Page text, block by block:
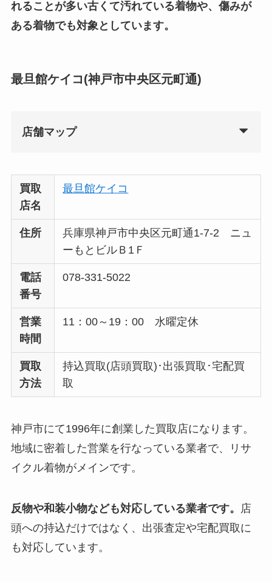
れることが多い古くて汚れている着物や、傷みが
ある着物でも対象としています。
最旦館ケイコ(神戸市中央区元町通)
店舗マップ
買取
店名
最旦館ケイコ
住所
兵庫県神戸市中央区元町通1-7-2 ニュ
ーもとビルＢ1Ｆ
電話
番号
078-331-5022
営業
時間
11：00～19：00 水曜定休
買取
方法
持込買取(店頭買取)･出張買取･宅配買
取
神戸市にて1996年に創業した買取店になります。
地域に密着した営業を行なっている業者で、リサ
イクル着物がメインです。
反物や和装小物なども対応している業者です。
店
頭への持込だけではなく、出張査定や宅配買取に
も対応しています。